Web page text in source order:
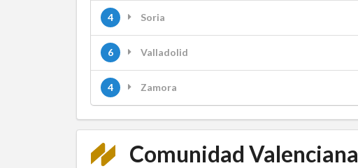
4 Soria
6 Valladolid
4 Zamora
Comunidad Valenciana